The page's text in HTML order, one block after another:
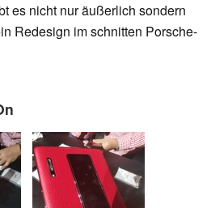
es nicht nur äußerlich sondern
Redesign im schnitten Porsche-